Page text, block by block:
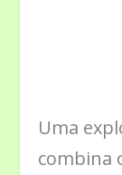
Uma
combina